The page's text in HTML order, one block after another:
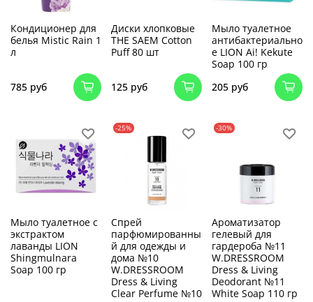
Кондиционер для
белья Mistic Rain 1
л
785 руб
Диски хлопковые
THE SAEM Cotton
Puff 80 шт
125 руб
Мыло туалетное
антибактериально
е LION Ai! Kekute
Soap 100 гр
205 руб
Мыло туалетное с
экстрактом
лаванды LION
Shingmulnara
Soap 100 гр
-25%
Спрей
парфюмированны
й для одежды и
дома №10
W.DRESSROOM
Dress & Living
Clear Perfume №10
-30%
Ароматизатор
гелевый для
гардероба №11
W.DRESSROOM
Dress & Living
Deodorant №11
White Soap 110 гр